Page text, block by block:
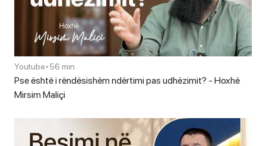
Youtube•56 min
Pse është i rëndësishëm ndërtimi pas udhëzimit? - Hoxhë
Mirsim Maliçi